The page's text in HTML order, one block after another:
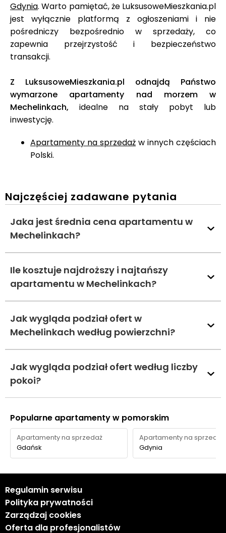
Gdynia. Warto pamiętać, że LuksusoweMieszkania.pl
jest wyłącznie platformą z ogłoszeniami i nie
pośredniczy bezpośrednio w sprzedaży, co
zapewnia przejrzystość i bezpieczeństwo
transakcji.
Z LuksusoweMieszkania.pl odnajdą Państwo
wymarzone apartamenty nad morzem w
Mechelinkach, idealne na stały pobyt lub
inwestycję.
Apartamenty na sprzedaż w innych częściach
Polski.
Najczęściej zadawane pytania
Jaka jest średnia cena apartamentu w
Mechelinkach?
Ile kosztuje najdroższy i najtańszy
apartamentu w Mechelinkach?
Jak wygląda podział ofert w
Mechelinkach według powierzchni?
Jak wygląda podział ofert według liczby
pokoi?
Popularne apartamenty w pomorskim
Apartamenty na sprzedaż
Gdańsk
Apartamenty na sprzedaż
Gdynia
Regulamin serwisu
Polityka prywatności
Zarządzaj cookies
Oferta dla profesjonalistów